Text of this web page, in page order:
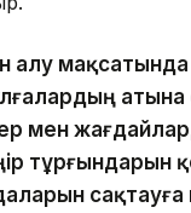
мақсатында
мен
тұрғындарын